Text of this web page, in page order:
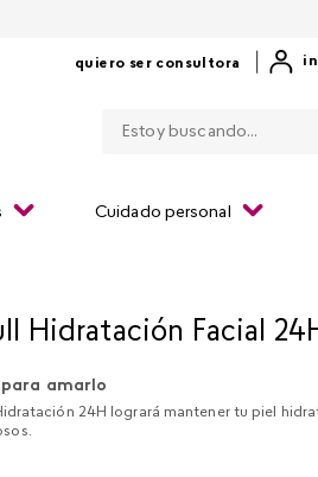
quiero ser consultora
Cuidado personal
Hidratación Facial
para amarlo
24H logrará mantener tu piel